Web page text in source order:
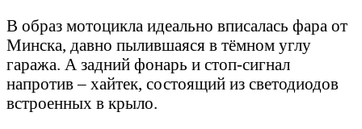
В образ мотоцикла идеально вписалась фара от
Минска, давно пылившаяся в тёмном углу
гаража. А задний фонарь и стоп-сигнал
напротив – хайтек, состоящий из светодиодов
встроенных в крыло.